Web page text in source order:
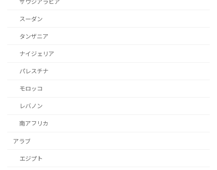
サウジアラビア
スーダン
タンザニア
ナイジェリア
パレスチナ
モロッコ
レバノン
南アフリカ
アラブ
エジプト